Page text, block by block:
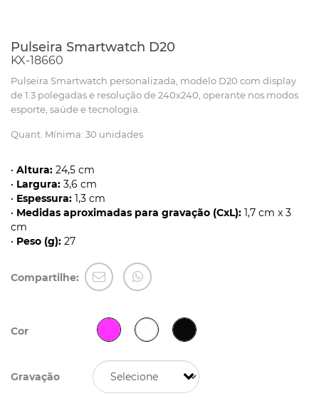
Pulseira Smartwatch D20
KX-18660
Pulseira Smartwatch personalizada, modelo D20 com display
de 1.3 polegadas e resolução de 240x240, operante nos modos
esporte, saúde e tecnologia.
Quant. Mínima: 30 unidades
• Altura: 24,5 cm
• Largura: 3,6 cm
• Espessura: 1,3 cm
• Medidas aproximadas para gravação (CxL): 1,7 cm x 3
cm
• Peso (g): 27
Compartilhe:
Cor
Gravação